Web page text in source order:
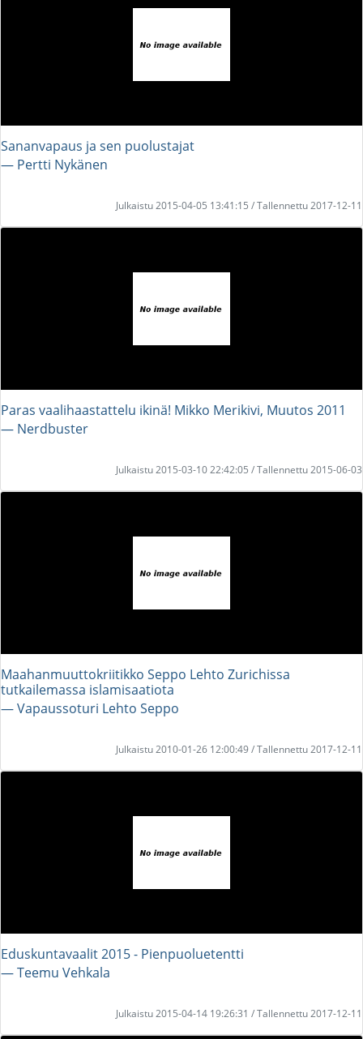
Sananvapaus ja sen puolustajat
― Pertti Nykänen
Julkaistu 2015-04-05 13:41:15 / Tallennettu 2017-12-11
Paras vaalihaastattelu ikinä! Mikko Merikivi, Muutos 2011
― Nerdbuster
Julkaistu 2015-03-10 22:42:05 / Tallennettu 2015-06-03
Maahanmuuttokriitikko Seppo Lehto Zurichissa
tutkailemassa islamisaatiota
― Vapaussoturi Lehto Seppo
Julkaistu 2010-01-26 12:00:49 / Tallennettu 2017-12-11
Eduskuntavaalit 2015 - Pienpuoluetentti
― Teemu Vehkala
Julkaistu 2015-04-14 19:26:31 / Tallennettu 2017-12-11